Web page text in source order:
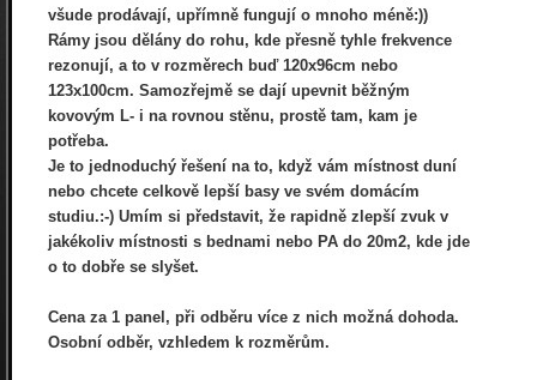
všude prodávají, upřímně fungují o mnoho méně:))
Rámy jsou dělány do rohu, kde přesně tyhle frekvence
rezonují, a to v rozměrech buď 120x96cm nebo
123x100cm. Samozřejmě se dají upevnit běžným
kovovým L- i na rovnou stěnu, prostě tam, kam je
potřeba.
Je to jednoduchý řešení na to, když vám místnost duní
nebo chcete celkově lepší basy ve svém domácím
studiu.:-) Umím si představit, že rapidně zlepší zvuk v
jakékoliv místnosti s bednami nebo PA do 20m2, kde jde
o to dobře se slyšet.
Cena za 1 panel, při odběru více z nich možná dohoda.
Osobní odběr, vzhledem k rozměrům.